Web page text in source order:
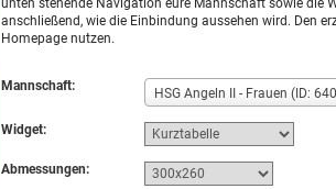
unten stehende Navigation eure Mannschaft sowie die
anschließend, wie die Einbindung aussehen wird. Den
Homepage nutzen.
Mannschaft: HSG Angeln II - Frauen (ID:
Widget:
Abmessungen: